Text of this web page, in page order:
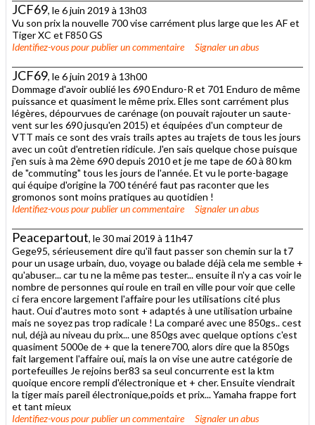
JCF69, le 6 juin 2019 à 13h03
Vu son prix la nouvelle 700 vise carrément plus large que les AF et
Tiger XC et F850 GS
Identifiez-vouspour publier un commentaire Signaler un abus
JCF69, le 6 juin 2019 à 13h00
Dommage d'avoir oublié les 690 Enduro-R et 701 Enduro de même
puissance et quasiment le même prix. Elles sont carrément plus
légères, dépourvues de carénage (on pouvait rajouter un saute-
vent sur les 690 jusqu'en 2015) et équipées d'un compteur de
VTT mais ce sont des vrais trails aptes au trajets de tous les jours
avec un coût d'entretien ridicule. J'en sais quelque chose puisque
j'en suis à ma 2ème 690 depuis 2010 et je me tape de 60 à 80 km
de "commuting" tous les jours de l'année. Et vu le porte-bagage
qui équipe d'origine la 700 ténéré faut pas raconter que les
gromonos sont moins pratiques au quotidien !
Identifiez-vouspour publier un commentaire Signaler un abus
Peacepartout, le 30 mai 2019 à 11h47
Gege95, sérieusement dire qu'il faut passer son chemin sur la t7
pour un usage urbain, duo, voyage ou balade déjà cela me semble +
qu'abuser... car tu ne la même pas tester... ensuite il n'y a cas voir le
nombre de personnes qui roule en trail en ville pour voir que celle
ci fera encore largement l'affaire pour les utilisations cité plus
haut. Oui d'autres moto sont + adaptés à une utilisation urbaine
mais ne soyez pas trop radicale ! La comparé avec une 850gs.. cest
nul, déjà au niveau du prix... une 850gs avec quelque options c'est
quasiment 5000e de + que la tenere700, alors dire que la 850gs
fait largement l'affaire oui, mais la on vise une autre catégorie de
portefeuilles Je rejoins ber83 sa seul concurrente est la ktm
quoique encore rempli d'électronique et + cher. Ensuite viendrait
la tiger mais pareil électronique,poids et prix... Yamaha frappe fort
et tant mieux
Identifiez-vouspour publier un commentaire Signaler un abus